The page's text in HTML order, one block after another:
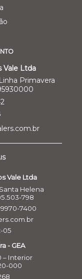
Vale Ltda
Primavera
Vale Ltda
Helena
798
7400
05
- GEA
– Interior
000